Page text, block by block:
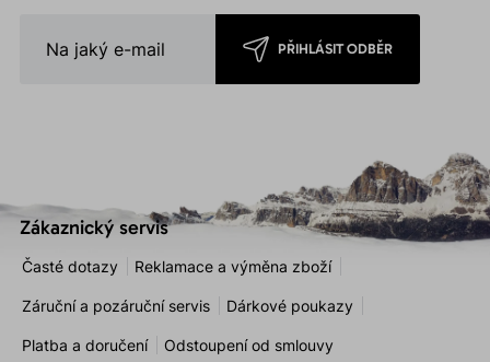
PŘIHLÁSIT ODBĚR
Zákaznický servis
Časté dotazy Reklamace a výměna zboží
Záruční a pozáruční servis Dárkové poukazy
Platba a doručení Odstoupení od smlouvy